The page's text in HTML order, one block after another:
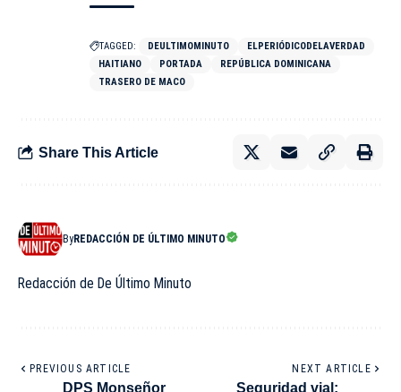
TAGGED: DEULTIMOMINUTO
ELPERIÓDICODELAVERDAD
HAITIANO
PORTADA
REPÚBLICA DOMINICANA
TRASERO DE MACO
Share This Article
ByREDACCIÓN DE ÚLTIMO MINUTO
Redacción de De Último Minuto
PREVIOUS ARTICLE
DPS Monseñor
NEXT ARTICLE
Seguridad vial: